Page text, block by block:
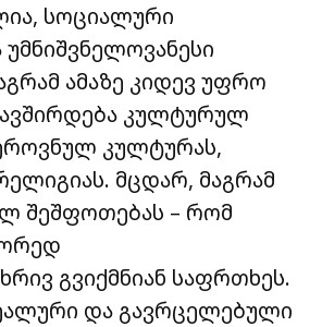
სოციალური
ამაზე კიდევ უფრო
კულტურულ
კულტურას,
მცდარ, მაგრამ
შეშფოთებას – რომ
გვიქმნიან საფრთხეს.
და გავრცელებული